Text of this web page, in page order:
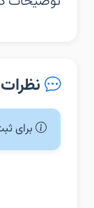
نظرات
برای